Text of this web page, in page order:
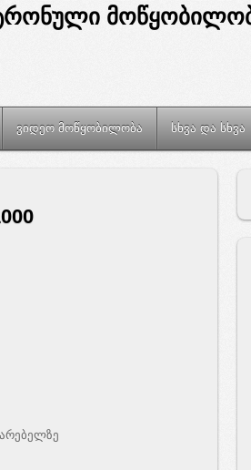
ვიდეო მოწყობილობა სხვა და სხვა